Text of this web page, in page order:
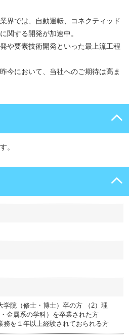
界では、自動運転、コネクティッド
関する開発が加速中。
や要素技術開発といった最上流工程
今において、当社へのご期待は高ま
。
学院（修士・博士）卒の方 （2）理
金属系の学科）を卒業された方
務を１年以上経験されておられる方